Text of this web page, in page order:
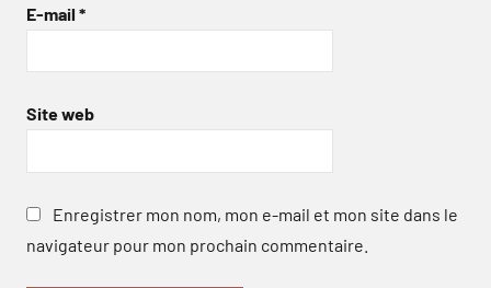
E-mail *
Site web
Enregistrer mon nom, mon e-mail et mon site dans le
navigateur pour mon prochain commentaire.